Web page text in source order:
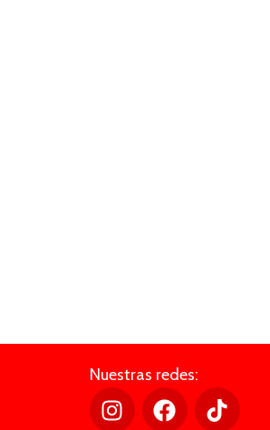
Nuestras redes: